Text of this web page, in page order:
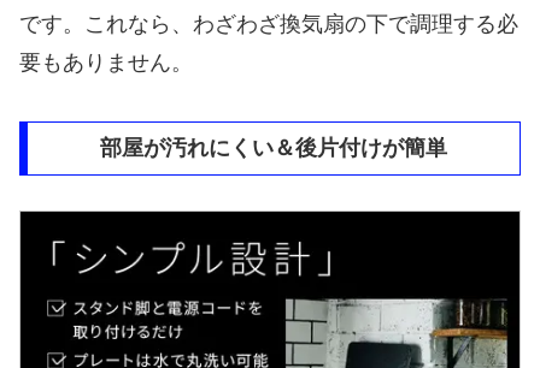
です。これなら、わざわざ換気扇の下で調理する必
要もありません。
部屋が汚れにくい＆後片付けが簡単